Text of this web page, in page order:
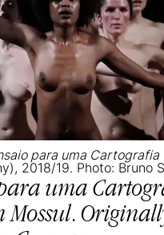
para uma Cartografia
2018/19. Photo: Bruno
uma
Mossul.